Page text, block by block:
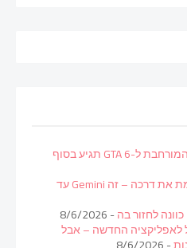
בבלעדיות בנטפליקס: ההצצה המורחבת ל-GTA 6 תגיע בסוף
רשמי: Google Assistant מסיימת את דרכה – זה Gemini עד
לחזור בה- 8/6/2026
לאפליקציה החדשה – אבל